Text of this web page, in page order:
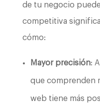
de tu negocio
competitiva
cómo:
Mayor precisión:
que comprenden
web tiene más